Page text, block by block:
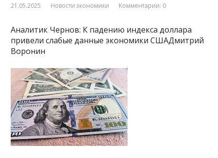
21.05.2025 Новости экономики Комментарии: 0
Аналитик Чернов: К падению индекса доллара
привели слабые данные экономики СШАДмитрий
Воронин